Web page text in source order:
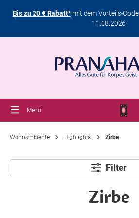
Bis zu 20 € Rabatt*mit dem Vorteils-Code
11.08.2026
Menü
Wohnambiente Highlights Zirbe
Filter
Zirbe